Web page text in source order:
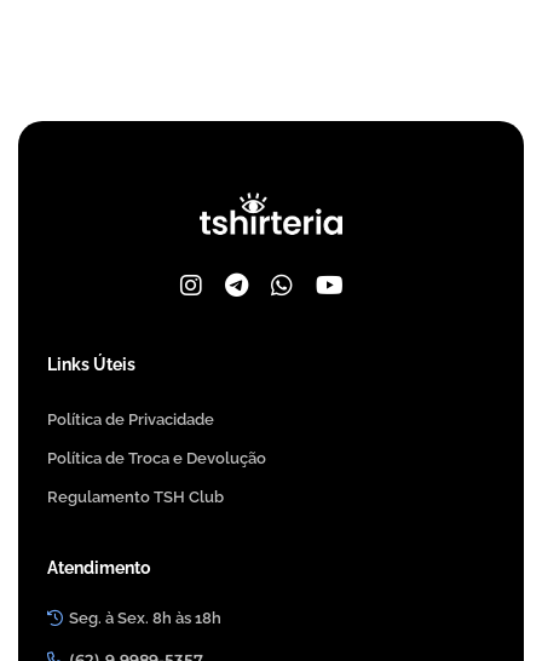
Links Úteis
Política de Privacidade
Política de Troca e Devolução
Regulamento TSH Club
Atendimento
Seg. à Sex. 8h às 18h